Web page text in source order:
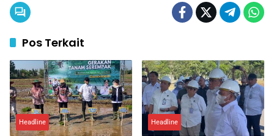
Pos Terkait
Headline Headline